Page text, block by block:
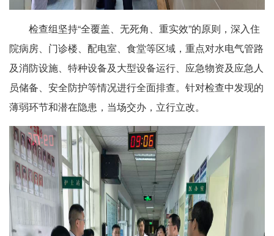
检查组坚持“全覆盖、无死角、重实效”的原则，深入住
院病房、门诊楼、配电室、食堂等区域，重点对水电气管路
及消防设施、特种设备及大型设备运行、应急物资及应急人
员储备、安全防护等情况进行全面排查。针对检查中发现的
薄弱环节和潜在隐患，当场交办，立行立改。